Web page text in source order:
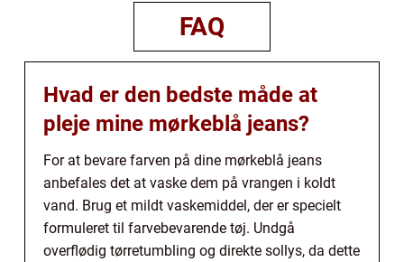
FAQ
Hvad er den bedste måde at
pleje mine mørkeblå jeans?
For at bevare farven på dine mørkeblå jeans
anbefales det at vaske dem på vrangen i koldt
vand. Brug et mildt vaskemiddel, der er specielt
formuleret til farvebevarende tøj. Undgå
overflødig tørretumbling og direkte sollys, da dette